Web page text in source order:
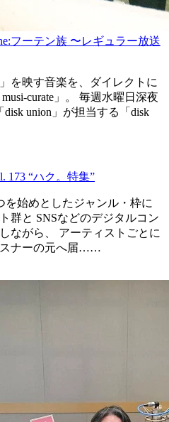
フーテン族 〜レギュラー放送
を映す音楽を、ダイレクトに
curate」。 毎週水曜日深夜
union」が担当する「disk
173 “ハク。特集”
を始めとしたジャンル・枠に
群と SNSなどのデジタルコン
ながら、 アーティストごとに
スナーの元へ届……